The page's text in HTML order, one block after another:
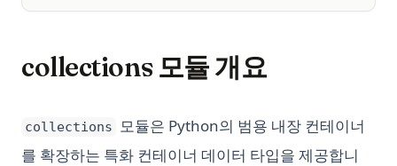
collections 모듈 개요
collections 모듈은 Python의 범용 내장 컨테이너
를 확장하는 특화 컨테이너 데이터 타입을 제공합니